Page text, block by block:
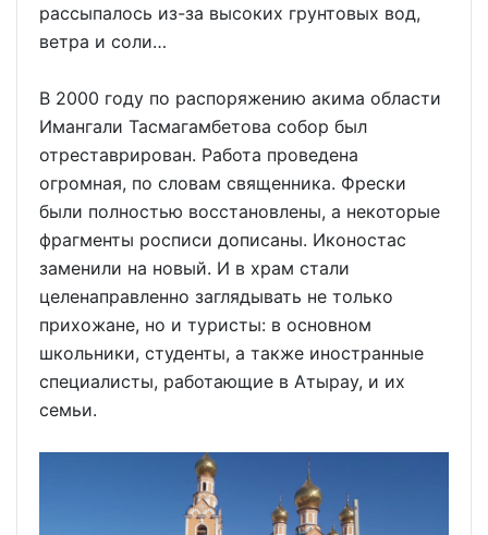
рассыпалось из-за высоких грунтовых вод,
ветра и соли…
В 2000 году по распоряжению акима области
Имангали Тасмагамбетова собор был
отреставрирован. Работа проведена
огромная, по словам священника. Фрески
были полностью восстановлены, а некоторые
фрагменты росписи дописаны. Иконостас
заменили на новый. И в храм стали
целенаправленно заглядывать не только
прихожане, но и туристы: в основном
школьники, студенты, а также иностранные
специалисты, работающие в Атырау, и их
семьи.